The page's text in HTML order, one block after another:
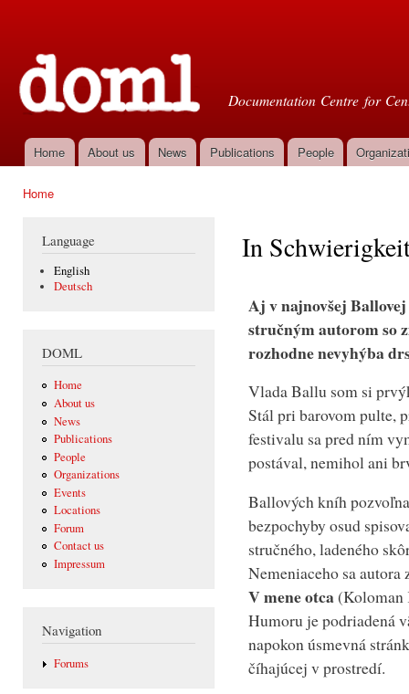
Documentation Centre for
Main menu
Home About us News Publications People
Home
Language
English
Deutsch
DOML
Home
About us
News
Publications
People
Organizations
Events
Locations
Forum
Contact us
Impressum
Navigation
Forums
In
Aj v najnovšej
stručným autorom so
rozhodne nevyhýba
Vlada Ballu som si
Stál pri barovom pulte,
festivalu sa pred ním
postával, nemihol ani
Ballových kníh
bezpochyby osud
stručného, ladeného
Nemeniaceho sa
V mene otca(Koloman
Humoru je podriadená
napokon úsmevná
číhajúcej v prostredí.